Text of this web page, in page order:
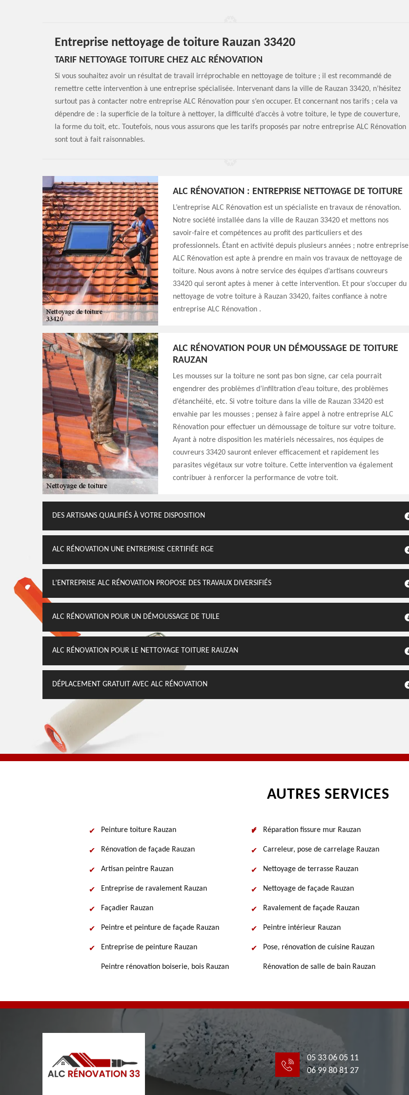
Entreprise nettoyage de toiture Rauzan 33420
TARIF NETTOYAGE TOITURE CHEZ ALC RÉNOVATION
Si vous souhaitez avoir un résultat de travail irréprochable en nettoyage de toiture ; il est recommandé de
remettre cette intervention à une entreprise spécialisée. Intervenant dans la ville de Rauzan 33420, n’hésitez
surtout pas à contacter notre entreprise ALC Rénovation pour s’en occuper. Et concernant nos tarifs ; cela va
dépendre de : la superficie de la toiture à nettoyer, la difficulté d’accès à votre toiture, le type de couverture,
la forme du toit, etc. Toutefois, nous vous assurons que les tarifs proposés par notre entreprise ALC Rénovation
sont tout à fait raisonnables.
ALC RÉNOVATION : ENTREPRISE NETTOYAGE DE TOITURE
L’entreprise ALC Rénovation est un spécialiste en travaux de rénovation.
Notre société installée dans la ville de Rauzan 33420 et mettons nos
savoir-faire et compétences au profit des particuliers et des
professionnels. Étant en activité depuis plusieurs années ; notre entreprise
ALC Rénovation est apte à prendre en main vos travaux de nettoyage de
toiture. Nous avons à notre service des équipes d’artisans couvreurs
33420 qui seront aptes à mener à cette intervention. Et pour s’occuper du
nettoyage de votre toiture à Rauzan 33420, faites confiance à notre
entreprise ALC Rénovation .
ALC RÉNOVATION POUR UN DÉMOUSSAGE DE TOITURE
RAUZAN
Les mousses sur la toiture ne sont pas bon signe, car cela pourrait
engendrer des problèmes d’infiltration d’eau toiture, des problèmes
d’étanchéité, etc. Si votre toiture dans la ville de Rauzan 33420 est
envahie par les mousses ; pensez à faire appel à notre entreprise ALC
Rénovation pour effectuer un démoussage de toiture sur votre toiture.
Ayant à notre disposition les matériels nécessaires, nos équipes de
couvreurs 33420 sauront enlever efficacement et rapidement les
parasites végétaux sur votre toiture. Cette intervention va également
contribuer à renforcer la performance de votre toit.
DES ARTISANS QUALIFIÉS À VOTRE DISPOSITION
ALC RÉNOVATION UNE ENTREPRISE CERTIFIÉE RGE
L’ENTREPRISE ALC RÉNOVATION PROPOSE DES TRAVAUX DIVERSIFIÉS
ALC RÉNOVATION POUR UN DÉMOUSSAGE DE TUILE
ALC RÉNOVATION POUR LE NETTOYAGE TOITURE RAUZAN
DÉPLACEMENT GRATUIT AVEC ALC RÉNOVATION
AUTRES SERVICES
Peinture toiture Rauzan
Rénovation de façade Rauzan
Artisan peintre Rauzan
Entreprise de ravalement Rauzan
Façadier Rauzan
Peintre et peinture de façade Rauzan
Entreprise de peinture Rauzan
Peintre rénovation boiserie, bois Rauzan
Réparation fissure mur Rauzan
Carreleur, pose de carrelage Rauzan
Nettoyage de terrasse Rauzan
Nettoyage de façade Rauzan
Ravalement de façade Rauzan
Peintre intérieur Rauzan
Pose, rénovation de cuisine Rauzan
Rénovation de salle de bain Rauzan
05 33 06 05 11
06 99 80 81 27